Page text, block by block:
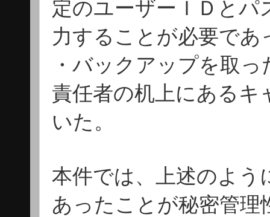
定のユーザーＩＤと
力することが必要であ
・バックアップを取
責任者の机上にある
いた。
本件では、上述のよう
あったことが秘密管